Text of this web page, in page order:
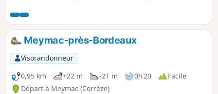
sources de la Vézère à travers les tourbières de Longéroux
au pied du Puy Pendu.
Meymac-près-Bordeaux
Visorandonneur
0,95 km
+22 m -21 m 0h 20
Facile
Départ à Meymac (Corrèze)